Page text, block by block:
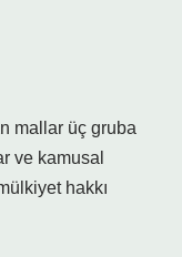
mallar üç gruba
ve kamusal
hakkı